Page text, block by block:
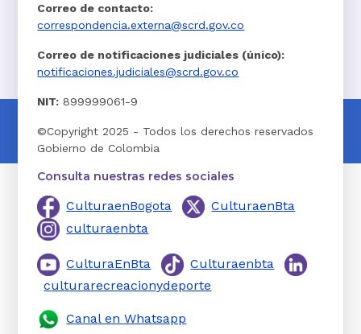
Correo de contacto:
correspondencia.externa@scrd.gov.co
Correo de notificaciones judiciales (único):
notificaciones.judiciales@scrd.gov.co
NIT: 899999061-9
©Copyright 2025 - Todos los derechos reservados
Gobierno de Colombia
Consulta nuestras redes sociales
CulturaenBogota
CulturaenBta
culturaenbta
CulturaEnBta
Culturaenbta
culturarecreacionydeporte
Canal en Whatsapp